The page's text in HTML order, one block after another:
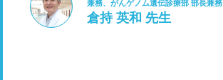
兼務、がんゲノム遺伝診療部 部長兼務
倉持 英和 先生